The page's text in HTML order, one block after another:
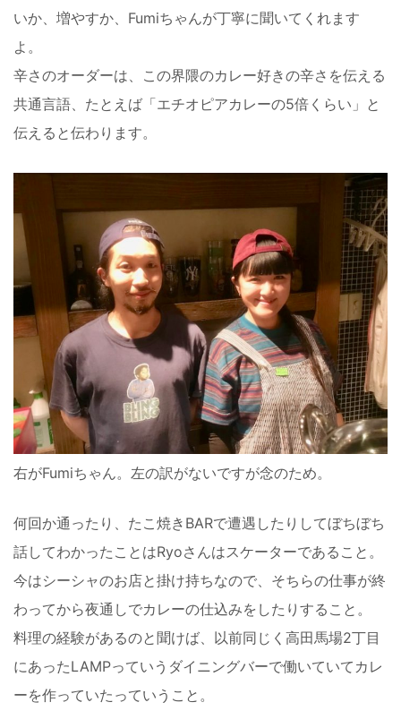
いか、増やすか、Fumiちゃんが丁寧に聞いてくれます
よ。
辛さのオーダーは、この界隈のカレー好きの辛さを伝える
共通言語、たとえば「エチオピアカレーの5倍くらい」と
伝えると伝わります。
右がFumiちゃん。左の訳がないですが念のため。
何回か通ったり、たこ焼きBARで遭遇したりしてぼちぼち
話してわかったことはRyoさんはスケーターであること。
今はシーシャのお店と掛け持ちなので、そちらの仕事が終
わってから夜通しでカレーの仕込みをしたりすること。
料理の経験があるのと聞けば、以前同じく高田馬場2丁目
にあったLAMPっていうダイニングバーで働いていてカレ
ーを作っていたっていうこと。